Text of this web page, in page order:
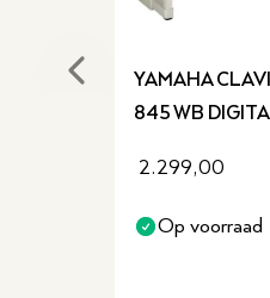
YAMAHA
845 WB
2.299,00
Op voorraad
Previous slide